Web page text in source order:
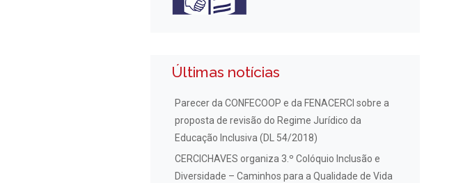
Últimas notícias
Parecer da CONFECOOP e da FENACERCI sobre a
proposta de revisão do Regime Jurídico da
Educação Inclusiva (DL 54/2018)
CERCICHAVES organiza 3.º Colóquio Inclusão e
Diversidade – Caminhos para a Qualidade de Vida